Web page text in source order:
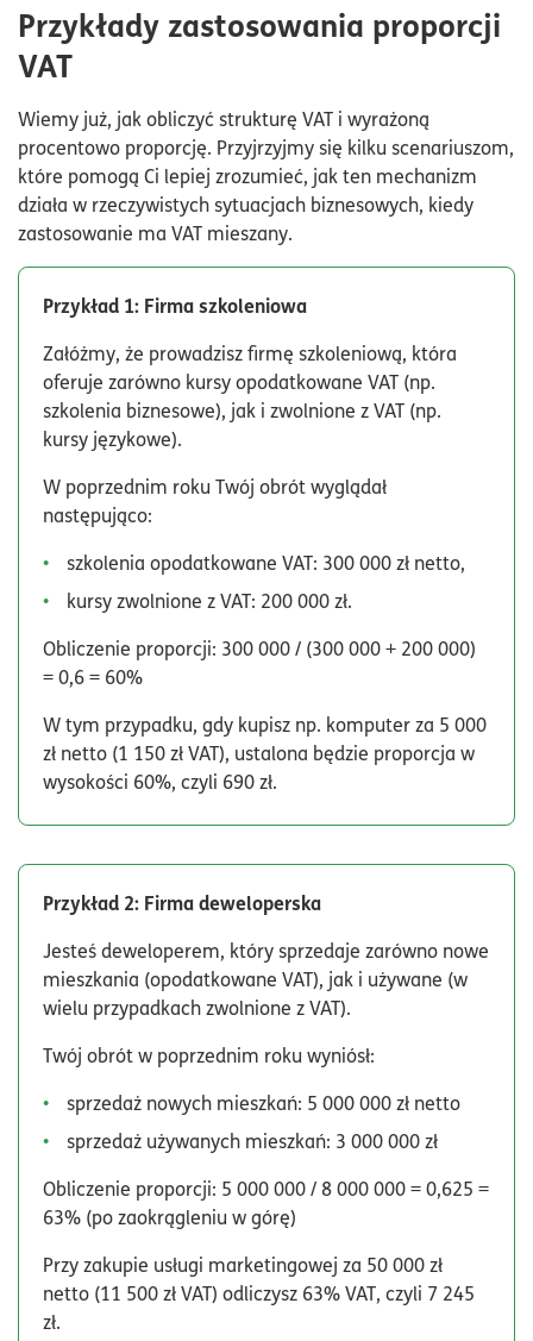
Przykłady zastosowania proporcji
VAT
Wiemy już, jak obliczyć strukturę VAT i wyrażoną
procentowo proporcję. Przyjrzyjmy się kilku scenariuszom,
które pomogą Ci lepiej zrozumieć, jak ten mechanizm
działa w rzeczywistych sytuacjach biznesowych, kiedy
zastosowanie ma VAT mieszany.
Przykład 1: Firma szkoleniowa
Załóżmy, że prowadzisz firmę szkoleniową, która
oferuje zarówno kursy opodatkowane VAT (np.
szkolenia biznesowe), jak i zwolnione z VAT (np.
kursy językowe).
W poprzednim roku Twój obrót wyglądał
następująco:
szkolenia opodatkowane VAT: 300 000 zł netto,
kursy zwolnione z VAT: 200 000 zł.
Obliczenie proporcji: 300 000 / (300 000 + 200 000)
= 0,6 = 60%
W tym przypadku, gdy kupisz np. komputer za 5 000
zł netto (1 150 zł VAT), ustalona będzie proporcja w
wysokości 60%, czyli 690 zł.
Przykład 2: Firma deweloperska
Jesteś deweloperem, który sprzedaje zarówno nowe
mieszkania (opodatkowane VAT), jak i używane (w
wielu przypadkach zwolnione z VAT).
Twój obrót w poprzednim roku wyniósł:
sprzedaż nowych mieszkań: 5 000 000 zł netto
sprzedaż używanych mieszkań: 3 000 000 zł
Obliczenie proporcji: 5 000 000 / 8 000 000 = 0,625 =
63% (po zaokrągleniu w górę)
Przy zakupie usługi marketingowej za 50 000 zł
netto (11 500 zł VAT) odliczysz 63% VAT, czyli 7 245
zł.